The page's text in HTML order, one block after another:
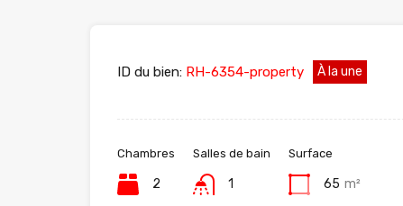
ID du bien: RH-6354-property À la une
Chambres
2
Salles de bain
1
Surface
65 m²